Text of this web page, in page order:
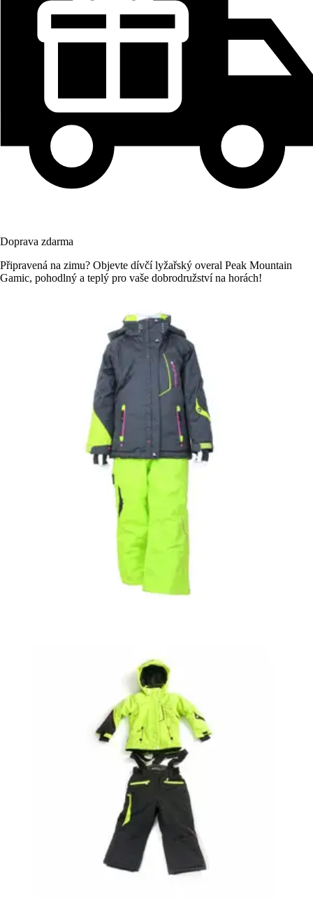
Doprava zdarma
Připravená na zimu? Objevte dívčí lyžařský overal Peak Mountain
Gamic, pohodlný a teplý pro vaše dobrodružství na horách!